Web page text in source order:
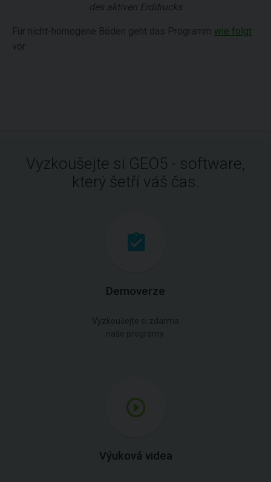
des aktiven Erddrucks
Für nicht-homogene Böden geht das Programm wie folgt
vor.
Vyzkoušejte si GEO5 - software,
který šetří váš čas.
Demoverze
Vyzkoušejte si zdarma
naše programy.
Výuková videa